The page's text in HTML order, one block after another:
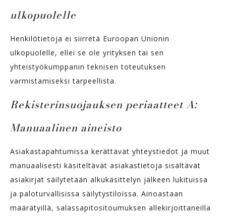
ulkopuolelle
Henkilötietoja ei siirretä Euroopan Unionin
ulkopuolelle, ellei se ole yrityksen tai sen
yhteistyökumppanin teknisen toteutuksen
varmistamiseksi tarpeellista.
Rekisterinsuojauksen periaatteet A:
Manuaalinen aineisto
Asiakastapahtumissa kerättävät yhteystiedot ja muut
manuaalisesti käsiteltävät asiakastietoja sisältävät
asiakirjat säilytetään alkukäsittelyn jälkeen lukituissa
ja paloturvallisissa säilytystiloissa. Ainoastaan
määrätyillä, salassapitositoumuksen allekirjoittaneilla